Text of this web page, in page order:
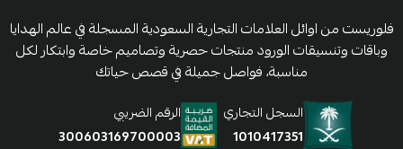
فلوريست من اوائل العلامات التجارية السعودية المسجلة في عالم الهدايا
وباقات وتنسيقات الورود منتجات حصرية وتصاميم خاصة وابتكار لكل
مناسبة، فواصل جميلة في قصص حياتك
السجل التجاري
1010417351
الرقم الضريبي
300603169700003